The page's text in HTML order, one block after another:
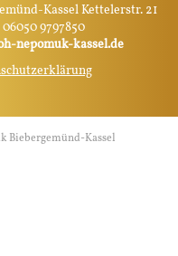
Kassel Kettelerstr. 21
9797850
nepomuk-kassel.de
Biebergemünd-Kassel